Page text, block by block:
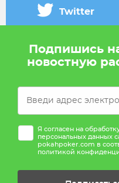
Twitter
Pokah не проводит игры
исключительно
Подпишись
новостную
Я согласен на
персональных данных
pokahpoker.com в
политикой